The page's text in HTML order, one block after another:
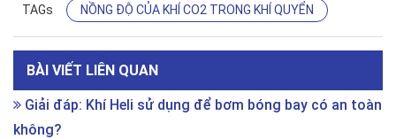
TAGs NỒNG ĐỘ CỦA KHÍ CO2 TRONG KHÍ QUYỂN
BÀI VIẾT LIÊN QUAN
Giải đáp: Khí Heli sử dụng để bơm bóng bay có an toàn
không?